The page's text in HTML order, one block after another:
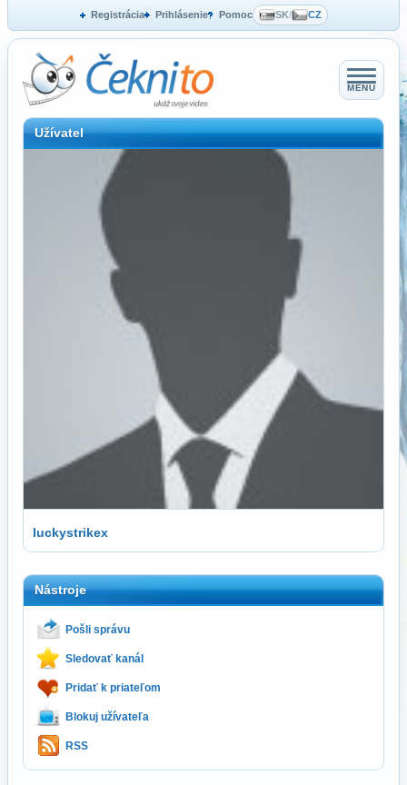
Registrácia Prihlásenie Pomoc SK/ CZ
MENU
Užívatel
luckystrikex
Nástroje
Pošli správu
Sledovať kanál
Pridať k priateľom
Blokuj užívateľa
RSS